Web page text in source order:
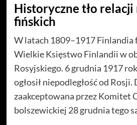
Historyczne tło relacji
fińskich
W latach 1809–1917 Finlandia
Wielkie Księstwo Finlandii w
Rosyjskiego. 6 grudnia 1917
ogłosił niepodległość od Rosji.
zaakceptowana przez Komitet
bolszewickiej 28 grudnia tego